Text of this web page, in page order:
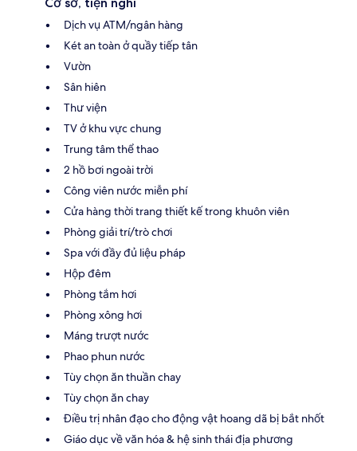
Dịch vụ ATM/ngân hàng
Két an toàn ở quầy tiếp tân
Vườn
Sân hiên
Thư viện
TV ở khu vực chung
Trung tâm thể thao
2 hồ bơi ngoài trời
Công viên nước miễn phí
Cửa hàng thời trang thiết kế trong khuôn viên
Phòng giải trí/trò chơi
Spa với đầy đủ liệu pháp
Hộp đêm
Phòng tắm hơi
Phòng xông hơi
Máng trượt nước
Phao phun nước
Tùy chọn ăn thuần chay
Tùy chọn ăn chay
Điều trị nhân đạo cho động vật hoang dã bị bắt nhốt
Giáo dục về văn hóa & hệ sinh thái địa phương